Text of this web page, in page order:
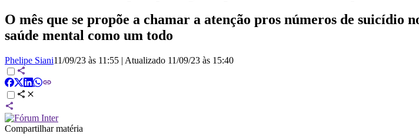
O mês que se propõe a chamar a atenção pros números de
saúde mental como um todo
Phelipe Siani11/09/23 às 11:55 | Atualizado 11/09/23 às 15:40
Compartilhar matéria